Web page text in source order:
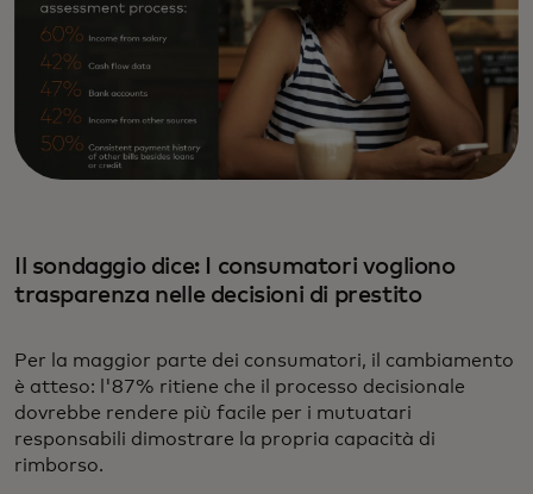
Il sondaggio dice: I consumatori vogliono
trasparenza nelle decisioni di prestito
Per la maggior parte dei consumatori, il cambiamento
è atteso: l'87% ritiene che il processo decisionale
dovrebbe rendere più facile per i mutuatari
responsabili dimostrare la propria capacità di
rimborso.